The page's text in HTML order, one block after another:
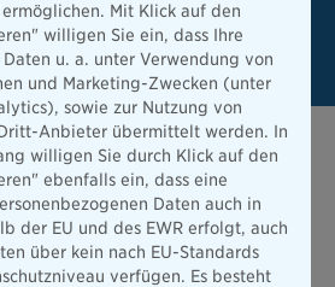
finden
Mit Klick auf den
willigen Sie ein, dass Ihre
u. a. unter Verwendung von
und Marketing-Zwecken (unter
sowie zur Nutzung von
Anbieter übermittelt werden. In
willigen Sie durch Klick auf den
ebenfalls ein, dass eine
Daten auch in
der EU und des EWR erfolgt, auch
über kein nach EU-Standards
verfügen. Es besteht